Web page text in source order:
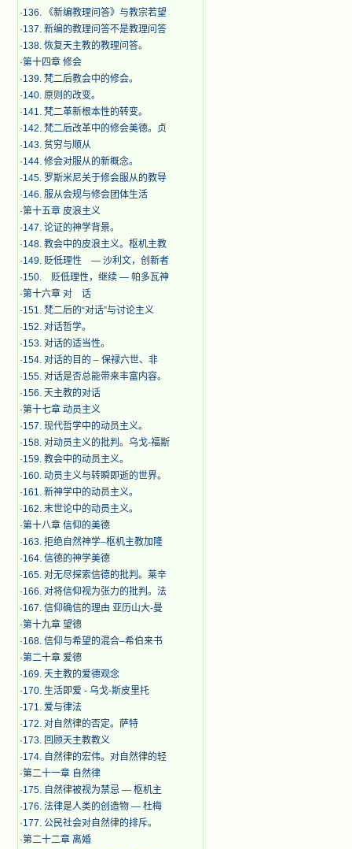
·136. 《新编教理问答》与教宗若望
·137. 新编的教理问答不是教理问答
·138. 恢复天主教的教理问答。
·第十四章 修会
·139. 梵二后教会中的修会。
·140. 原则的改变。
·141. 梵二革新根本性的转变。
·142. 梵二后改革中的修会美德。贞
·143. 贫穷与顺从
·144. 修会对服从的新概念。
·145. 罗斯米尼关于修会服从的教导
·146. 服从会规与修会团体生活
·第十五章 皮浪主义
·147. 论证的神学背景。
·148. 教会中的皮浪主义。枢机主教
·149. 贬低理性 — 沙利文，创新者
·150. 贬低理性，继续 — 帕多瓦神
·第十六章 对 话
·151. 梵二后的“对话”与讨论主义
·152. 对话哲学。
·153. 对话的适当性。
·154. 对话的目的 – 保禄六世、非
·155. 对话是否总能带来丰富内容。
·156. 天主教的对话
·第十七章 动员主义
·157. 现代哲学中的动员主义。
·158. 对动员主义的批判。乌戈-福斯
·159. 教会中的动员主义。
·160. 动员主义与转瞬即逝的世界。
·161. 新神学中的动员主义。
·162. 末世论中的动员主义。
·第十八章 信仰的美德
·163. 拒绝自然神学–枢机主教加隆
·164. 信德的神学美德
·165. 对无尽探索信德的批判。莱辛
·166. 对将信仰视为张力的批判。法
·167. 信仰确信的理由 亚历山大-曼
·第十九章 望德
·168. 信仰与希望的混合–希伯来书
·第二十章 爱德
·169. 天主教的爱德观念
·170. 生活即爱 - 乌戈-斯皮里托
·171. 爱与律法
·172. 对自然律的否定。萨特
·173. 回顾天主教教义
·174. 自然律的宏伟。对自然律的轻
·第二十一章 自然律
·175. 自然律被视为禁忌 — 枢机主
·176. 法律是人类的创造物 — 杜梅
·177. 公民社会对自然律的排斥。
·第二十二章 离婚